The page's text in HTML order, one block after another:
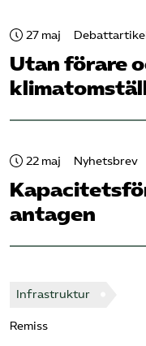
27 maj
Utan förare
22 maj Nyhetsbrev
antagen
Infrastruktur
Remiss